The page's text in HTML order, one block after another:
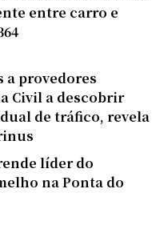
entre carro e
a provedores
Civil a descobrir
de tráfico, revela
líder do
na Ponta do